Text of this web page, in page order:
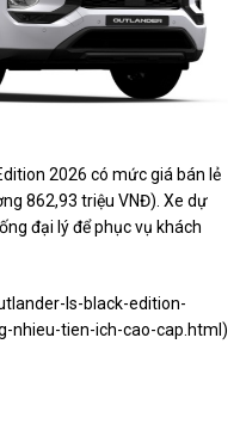
2026 có mức giá bán lẻ
862,93 triệu VNĐ). Xe dự
đại lý để phục vụ khách
ls-black-edition-
nhieu-tien-ich-cao-cap.html )